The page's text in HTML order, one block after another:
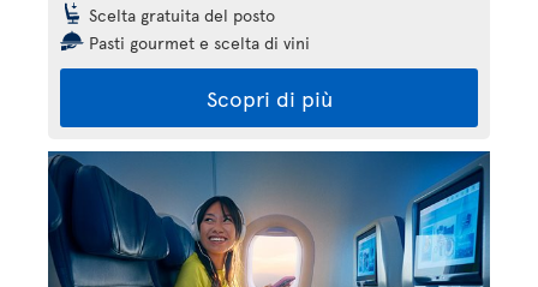
Scelta gratuita del posto
Pasti gourmet e scelta di vini
Scopri di più